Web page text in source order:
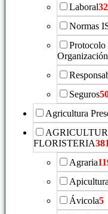
Laboral32
Normas
Protocolo
Seguros
Agricultura
FLORISTERIA381
Agraria
Apicultura
Ávicola5